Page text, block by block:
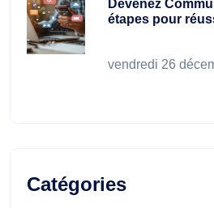
Devenez
étapes pour
vendredi 26
Catégories